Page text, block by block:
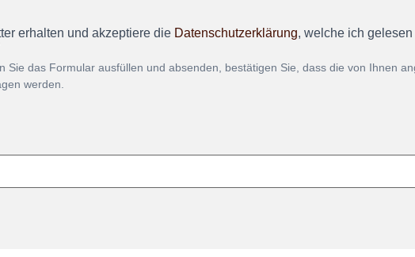
erhalten und akzeptiere die Datenschutzerklärung, welche ich
das Formular ausfüllen und absenden, bestätigen Sie, dass die von Ihnen
werden.